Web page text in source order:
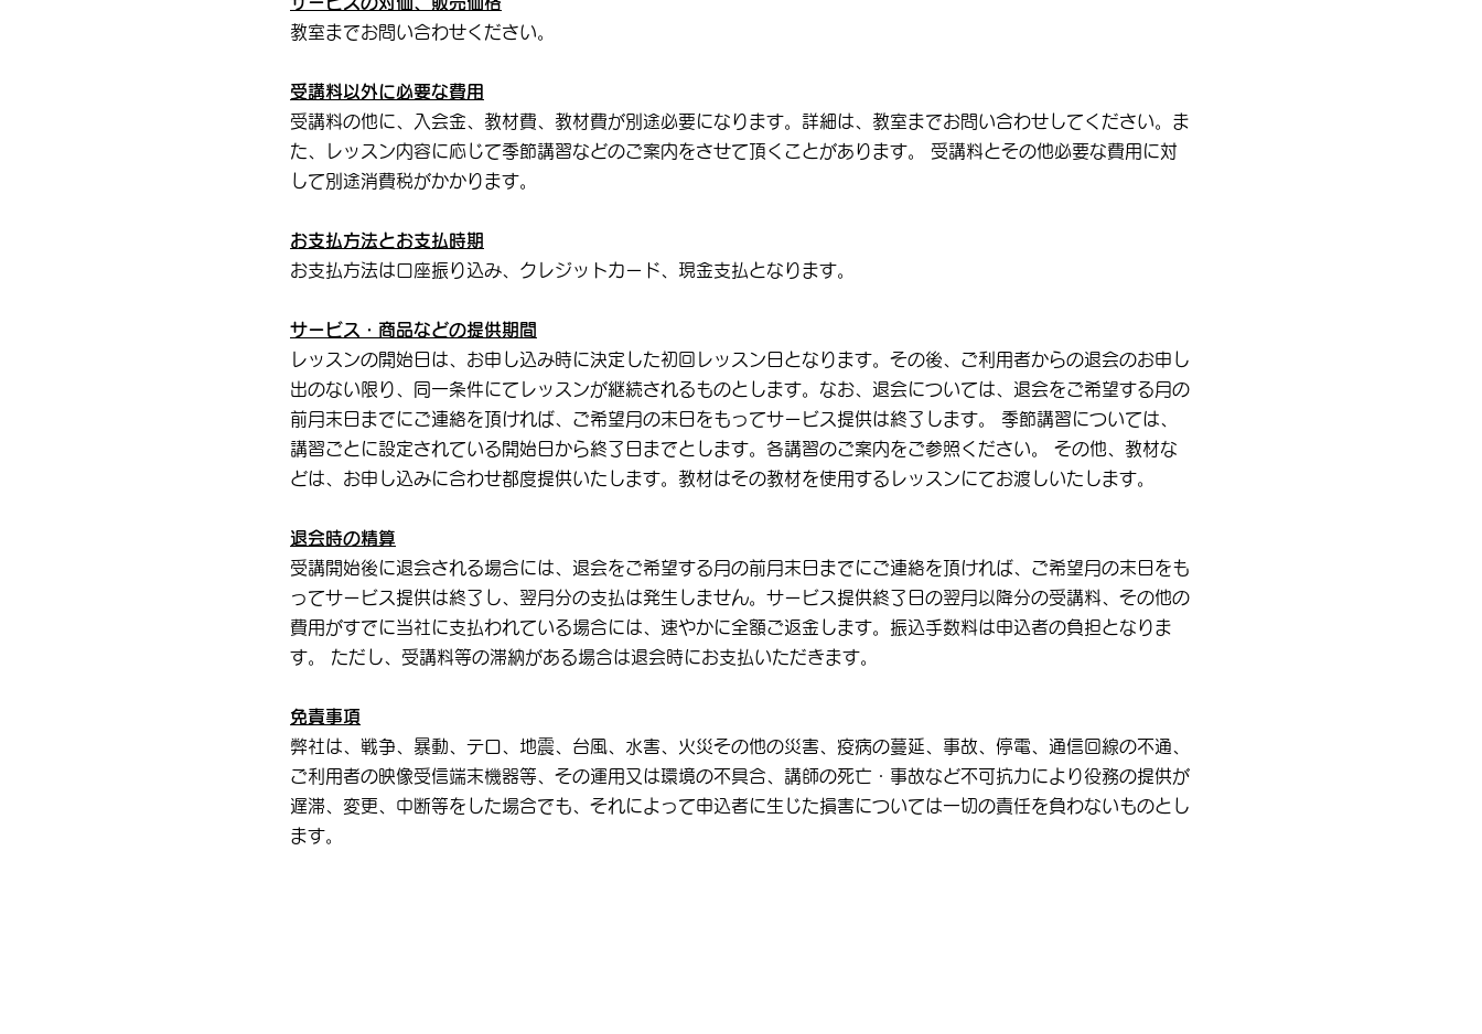
教室までお問い合わせください。
受講料以外に必要な費用
受講料の他に、入会金、教材費、教材費が別途必要になります。詳細は、教室までお問い合わせしてください。ま
た、レッスン内容に応じて季節講習などのご案内をさせて頂くことがあります。 受講料とその他必要な費用に対
して別途消費税がかかります。
お支払方法とお支払時期
お支払方法は口座振り込み、クレジットカード、現金支払となります。
サービス・商品などの提供期間
レッスンの開始日は、お申し込み時に決定した初回レッスン日となります。その後、ご利用者からの退会のお申し
出のない限り、同一条件にてレッスンが継続されるものとします。なお、退会については、退会をご希望する月の
前月末日までにご連絡を頂ければ、ご希望月の末日をもってサービス提供は終了します。 季節講習については、
講習ごとに設定されている開始日から終了日までとします。各講習のご案内をご参照ください。 その他、教材な
どは、お申し込みに合わせ都度提供いたします。教材はその教材を使用するレッスンにてお渡しいたします。
退会時の精算
受講開始後に退会される場合には、退会をご希望する月の前月末日までにご連絡を頂ければ、ご希望月の末日をも
ってサービス提供は終了し、翌月分の支払は発生しません。サービス提供終了日の翌月以降分の受講料、その他の
費用がすでに当社に支払われている場合には、速やかに全額ご返金します。振込手数料は申込者の負担となりま
す。 ただし、受講料等の滞納がある場合は退会時にお支払いただきます。
免責事項
弊社は、戦争、暴動、テロ、地震、台風、水害、火災その他の災害、疫病の蔓延、事故、停電、通信回線の不通、
ご利用者の映像受信端末機器等、その運用又は環境の不具合、講師の死亡・事故など不可抗力により役務の提供が
遅滞、変更、中断等をした場合でも、それによって申込者に生じた損害については一切の責任を負わないものとし
ます。